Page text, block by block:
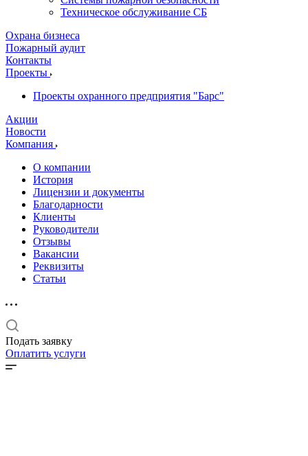
Техническое обслуживание СБ
Охрана бизнеса
Пожарный аудит
Контакты
Проекты
Проекты охранного предприятия "Барс"
Акции
Новости
Компания
О компании
История
Лицензии и документы
Благодарности
Клиенты
Руководители
Отзывы
Вакансии
Реквизиты
Статьи
Подать заявку
Оплатить услуги